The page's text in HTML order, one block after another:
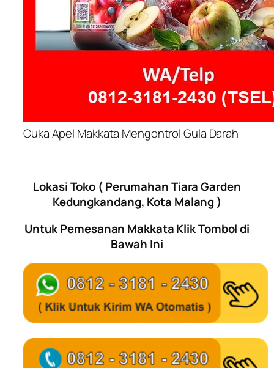
Cuka Apel Makkata Mengontrol Gula Darah
Lokasi Toko ( Perumahan Tiara Garden
Kedungkandang, Kota Malang )
Untuk Pemesanan Makkata Klik Tombol di
Bawah Ini